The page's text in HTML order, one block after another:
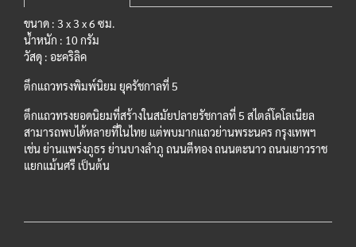
ขนาด : 3 x 3 x 6 ซม.
น้ำหนัก : 10 กรัม
วัสดุ : อะคริลิค
ตึกแถวทรงพิมพ์นิยม ยุครัชกาลที่ 5
ตึกแถวทรงยอดนิยมที่สร้างในสมัยปลายรัชกาลที่ 5 สไตล์โคโลเนียล
สามารถพบได้หลายที่ในไทย แต่พบมากแถวย่านพระนคร กรุงเทพฯ
เช่น ย่านแพร่งภูธร ย่านบางลำภู ถนนตีทอง ถนนตะนาว ถนนเยาวราช
แยกแม้นศรี เป็นต้น